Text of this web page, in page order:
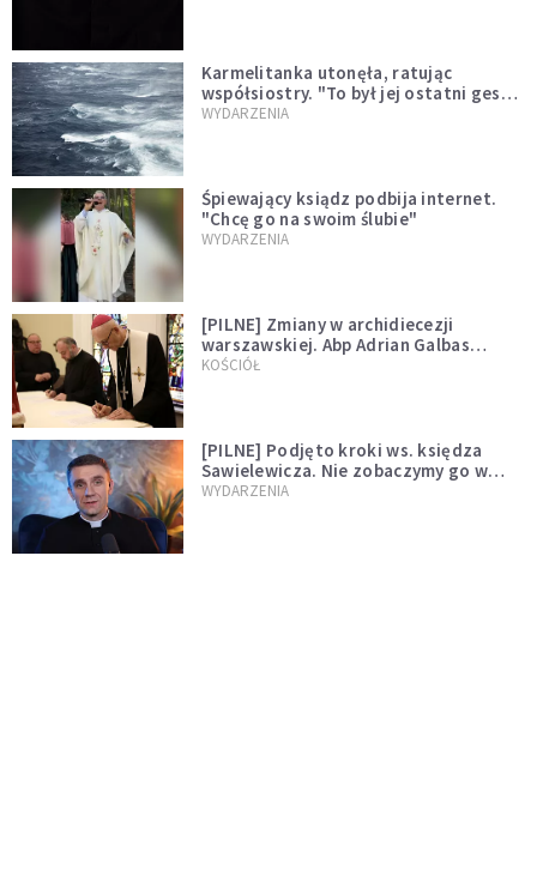
Karmelitanka utonęła, ratując
współsiostry. "To był jej ostatni gest
miłości"
WYDARZENIA
Śpiewający ksiądz podbija internet.
"Chcę go na swoim ślubie"
WYDARZENIA
[PILNE] Zmiany w archidiecezji
warszawskiej. Abp Adrian Galbas
wręczył dekrety nowym proboszczom
KOŚCIÓŁ
[PILNE] Podjęto kroki ws. księdza
Sawielewicza. Nie zobaczymy go w
mediach
WYDARZENIA